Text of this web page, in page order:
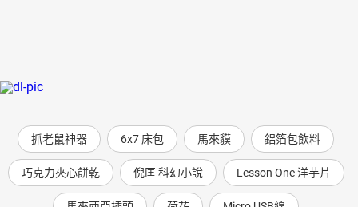
抓老鼠神器 6x7 床包 馬來貘 鋁箔包飲料
巧克力夾心餅乾 倪匡 科幻小說 Lesson One 洋芋片